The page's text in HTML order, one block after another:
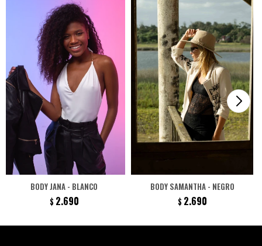
BODY JANA - BLANCO
$ 2.690
BODY SAMANTHA - NEGRO
$ 2.690